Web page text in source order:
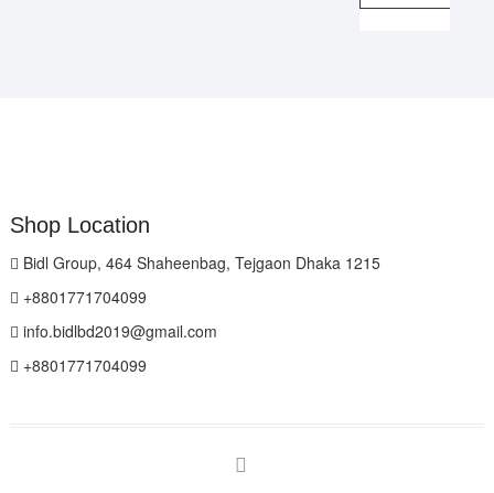
Shop Location
Bidl Group, 464 Shaheenbag, Tejgaon Dhaka 1215
+8801771704099
info.bidlbd2019@gmail.com
+8801771704099